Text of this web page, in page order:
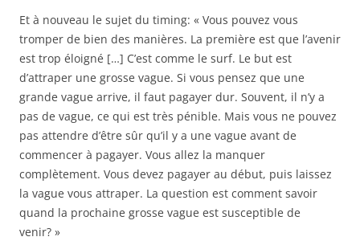
Et à nouveau le sujet du timing: « Vous pouvez vous
tromper de bien des manières. La première est que l’avenir
est trop éloigné […] C’est comme le surf. Le but est
d’attraper une grosse vague. Si vous pensez que une
grande vague arrive, il faut pagayer dur. Souvent, il n’y a
pas de vague, ce qui est très pénible. Mais vous ne pouvez
pas attendre d’être sûr qu’il y a une vague avant de
commencer à pagayer. Vous allez la manquer
complètement. Vous devez pagayer au début, puis laissez
la vague vous attraper. La question est comment savoir
quand la prochaine grosse vague est susceptible de
venir? »